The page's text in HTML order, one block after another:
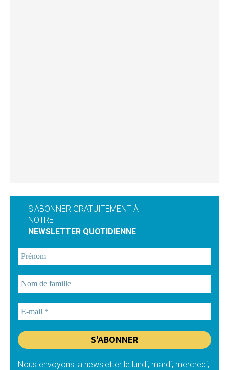
S'ABONNER GRATUITEMENT À
NOTRE
NEWSLETTER QUOTIDIENNE
Nous envoyons la newsletter le lundi, mardi, mercredi,